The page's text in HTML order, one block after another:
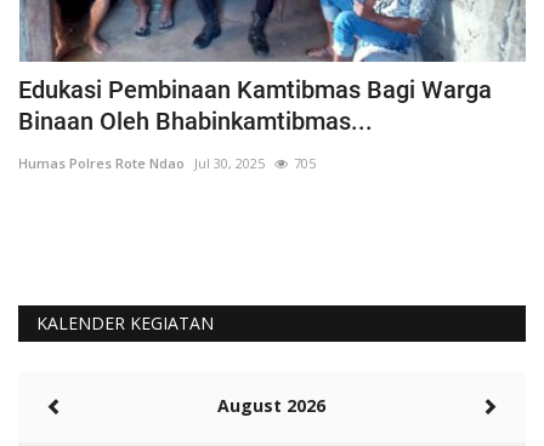
Edukasi Pembinaan Kamtibmas Bagi Warga
Binaan Oleh Bhabinkamtibmas...
Humas Polres Rote Ndao Jul 30, 2025 705
KALENDER KEGIATAN
August 2026